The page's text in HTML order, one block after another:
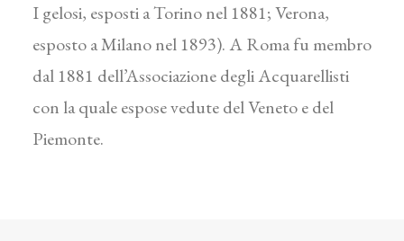
I gelosi, esposti a Torino nel 1881; Verona,
esposto a Milano nel 1893). A Roma fu membro
dal 1881 dell’Associazione degli Acquarellisti
con la quale espose vedute del Veneto e del
Piemonte.